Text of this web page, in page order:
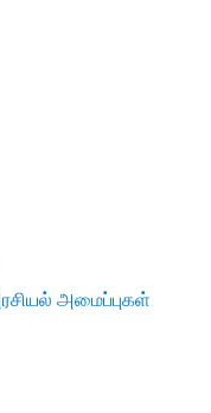
அமைப்புகள்